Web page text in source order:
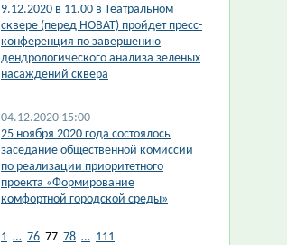
9.12.2020 в 11.00 в Театральном
сквере (перед НОВАТ) пройдет пресс-
конференция по завершению
дендрологического анализа зеленых
насаждений сквера
04.12.2020 15:00
25 ноября 2020 года состоялось
заседание общественной комиссии
по реализации приоритетного
проекта «Формирование
комфортной городской среды»
1 … 76 77 78 … 111